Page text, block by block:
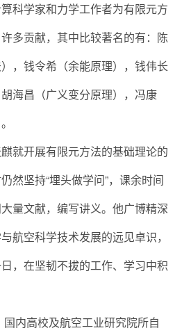
科学家和力学工作者为有限元方
多贡献，其中比较著名的有：陈
，钱令希（余能原理），钱伟长
胡海昌（广义变分原理），冯康
就开展有限元方法的基础理论的
然坚持“埋头做学问”，课余时间
量文献，编写讲义。他广博精深
航空科学技术发展的远见卓识，
，在坚韧不拔的工作、学习中积
内高校及航空工业研究院所自